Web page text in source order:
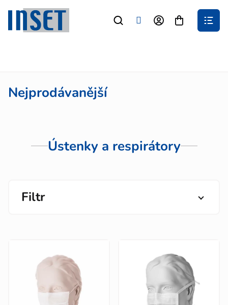
obsah
Nákupní
Ústenky a respirátory
Filtr
Nejprodávanější